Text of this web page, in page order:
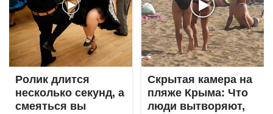
Ролик длится
несколько секунд, а
смеяться вы
Скрытая камера на
пляже Крыма: Что
люди вытворяют,